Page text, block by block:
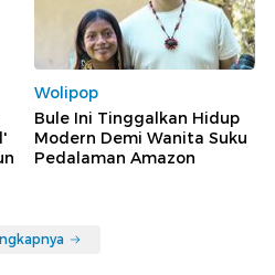
Wolipop
Bule Ini Tinggalkan Hidup
Modern Demi Wanita Suku
Pedalaman Amazon